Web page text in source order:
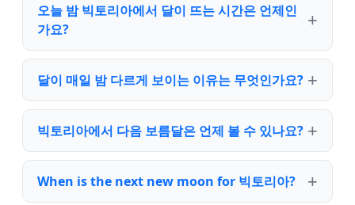
오늘 밤 빅토리아에서 달이 뜨는 시간은 언제인
가요?
달이 매일 밤 다르게 보이는 이유는 무엇인가요?
빅토리아에서 다음 보름달은 언제 볼 수 있나요?
When is the next new moon for 빅토리아?